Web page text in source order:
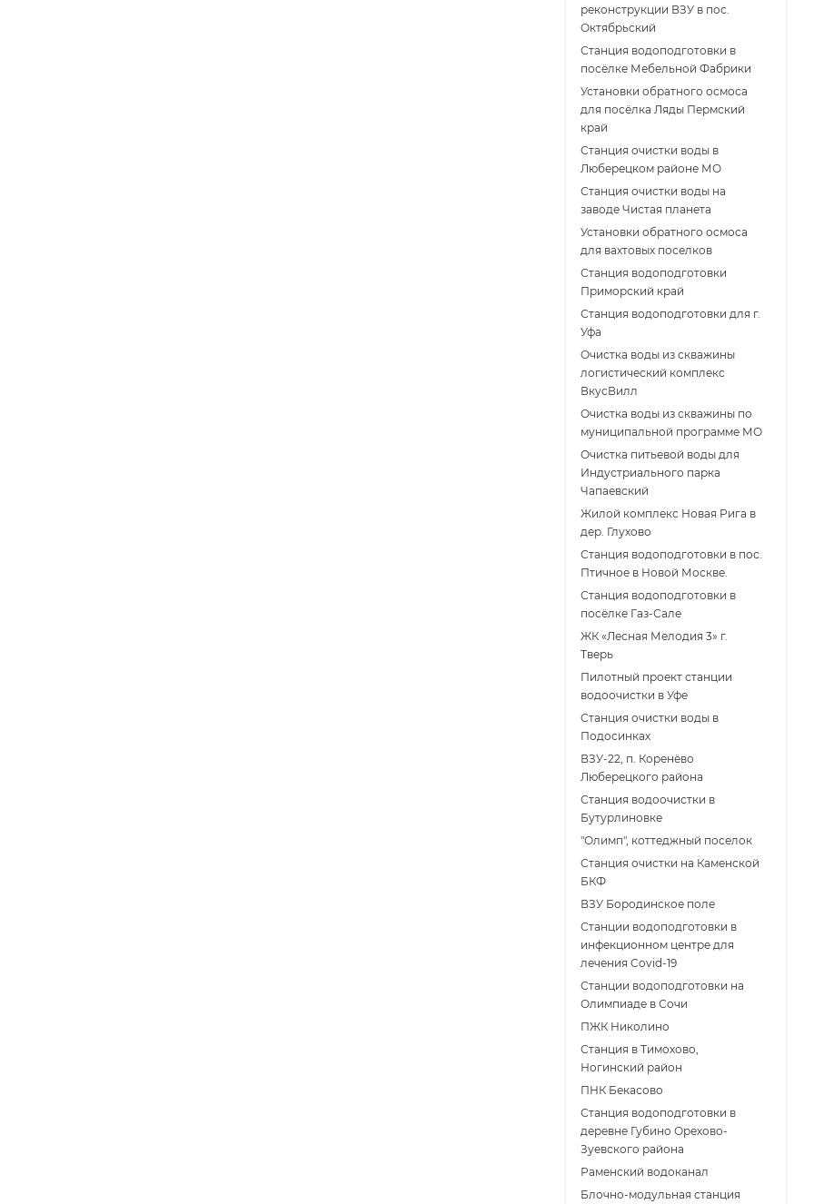
реконструкции ВЗУ в пос.
Октябрьский
Станция водоподготовки в
посёлке Мебельной Фабрики
Установки обратного осмоса
для посёлка Ляды Пермский
край
Станция очистки воды в
Люберецком районе МО
Станция очистки воды на
заводе Чистая планета
Установки обратного осмоса
для вахтовых поселков
Станция водоподготовки
Приморский край
Станция водоподготовки для г.
Уфа
Очистка воды из скважины
логистический комплекс
ВкусВилл
Очистка воды из скважины по
муниципальной программе МО
Очистка питьевой воды для
Индустриального парка
Чапаевский
Жилой комплекс Новая Рига в
дер. Глухово
Станция водоподготовки в пос.
Птичное в Новой Москве.
Станция водоподготовки в
поcёлке Газ-Сале
ЖК «Лесная Мелодия 3» г.
Тверь
Пилотный проект станции
водоочистки в Уфе
Станция очистки воды в
Подосинках
ВЗУ-22, п. Коренёво
Люберецкого района
Станция водоочистки в
Бутурлиновке
"Олимп", коттеджный поселок
Станция очистки на Каменской
БКФ
ВЗУ Бородинское поле
Станции водоподготовки в
инфекционном центре для
лечения Covid-19
Станции водоподготовки на
Олимпиаде в Сочи
ПЖК Николино
Станция в Тимохово,
Ногинский район
ПНК Бекасово
Станция водоподготовки в
деревне Губино Орехово-
Зуевского района
Раменский водоканал
Блочно-модульная станция